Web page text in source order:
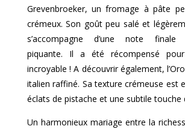
Grevenbroeker, un fromage à pâte
crémeux. Son goût peu salé et
s’accompagne d’une note finale
piquante. Il a été récompensé
incroyable ! A découvrir également,
italien raffiné. Sa texture crémeuse est
éclats de pistache et une subtile touche
Un harmonieux mariage entre la